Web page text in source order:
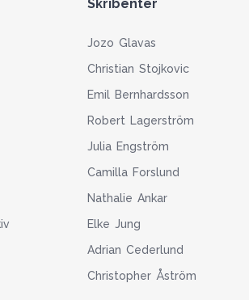
Skribenter
Jozo Glavas
Christian Stojkovic
Emil Bernhardsson
Robert Lagerström
Julia Engström
Camilla Forslund
Nathalie Ankar
Elke Jung
Adrian Cederlund
Christopher Åström